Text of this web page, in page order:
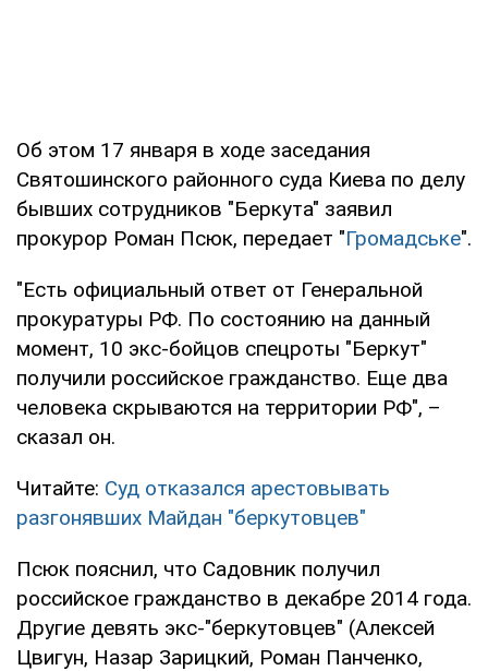
Об этом 17 января в ходе заседания
Святошинского районного суда Киева по делу
бывших сотрудников "Беркута" заявил
прокурор Роман Псюк, передает "Громадське".
"Есть официальный ответ от Генеральной
прокуратуры РФ. По состоянию на данный
момент, 10 экс-бойцов спецроты "Беркут"
получили российское гражданство. Еще два
человека скрываются на территории РФ", –
сказал он.
Читайте: Суд отказался арестовывать
разгонявших Майдан "беркутовцев"
Псюк пояснил, что Садовник получил
российское гражданство в декабре 2014 года.
Другие девять экс-"беркутовцев" (Алексей
Цвигун, Назар Зарицкий, Роман Панченко,